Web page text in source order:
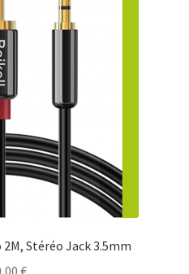
2M, Stéréo Jack 3.5mm